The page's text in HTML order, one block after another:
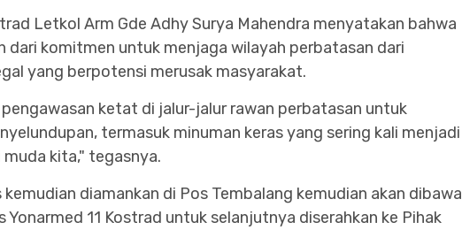
Letkol Arm Gde Adhy Surya Mahendra menyatakan bahwa
dari komitmen untuk menjaga wilayah perbatasan dari
yang berpotensi merusak masyarakat.
ketat di jalur-jalur rawan perbatasan untuk
termasuk minuman keras yang sering kali menjadi
kita," tegasnya.
diamankan di Pos Tembalang kemudian akan dibawa
11 Kostrad untuk selanjutnya diserahkan ke Pihak